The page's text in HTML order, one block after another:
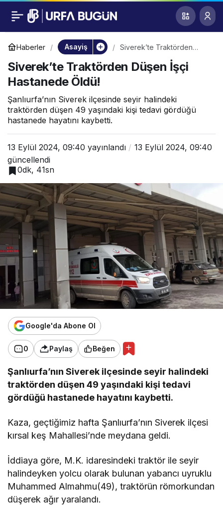
Haberler Asayiş
Siverek’te Traktörden
Siverek’te Traktörden Düşen İşçi
Hastanede Öldü!
Şanlıurfa’nın Siverek ilçesinde seyir halindeki
traktörden düşen 49 yaşındaki kişi tedavi gördüğü
hastanede hayatını kaybetti.
13 Eylül 2024, 09:40 yayınlandı
13 Eylül 2024, 09:40
güncellendi
0dk, 41sn
Google'da Abone Ol
0 Paylaş Beğen
Şanlıurfa’nın Siverek ilçesinde seyir halindeki
traktörden düşen 49 yaşındaki kişi tedavi
gördüğü hastanede hayatını kaybetti.
Kaza, geçtiğimiz hafta Şanlıurfa’nın Siverek ilçesi
kırsal keş Mahallesi’nde meydana geldi.
İddiaya göre, M.K. idaresindeki traktör ile seyir
halindeyken yolcu olarak bulunan yabancı uyruklu
Muhammed Almahmu(49), traktörün römorkundan
düşerek ağır yaralandı.
Siverek’te Traktörden
Düşen İşçi Hastanede
Öldü!
0